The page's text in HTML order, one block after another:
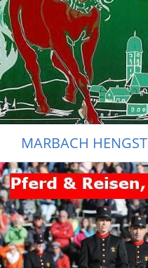
MARBACH